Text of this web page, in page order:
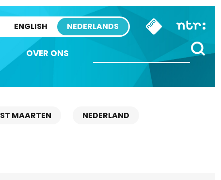
ENGLISH NEDERLANDS
OVER ONS
ST MAARTEN NEDERLAND